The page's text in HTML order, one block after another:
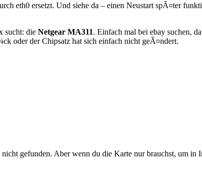
eth0 ersetzt. Und siehe da – einen Neustart spÃ¤ter
sucht: die Netgear MA311. Einfach mal bei ebay suchen,
oder der Chipsatz hat sich einfach nicht geÃ¤ndert.
gefunden. Aber wenn du die Karte nur brauchst, um